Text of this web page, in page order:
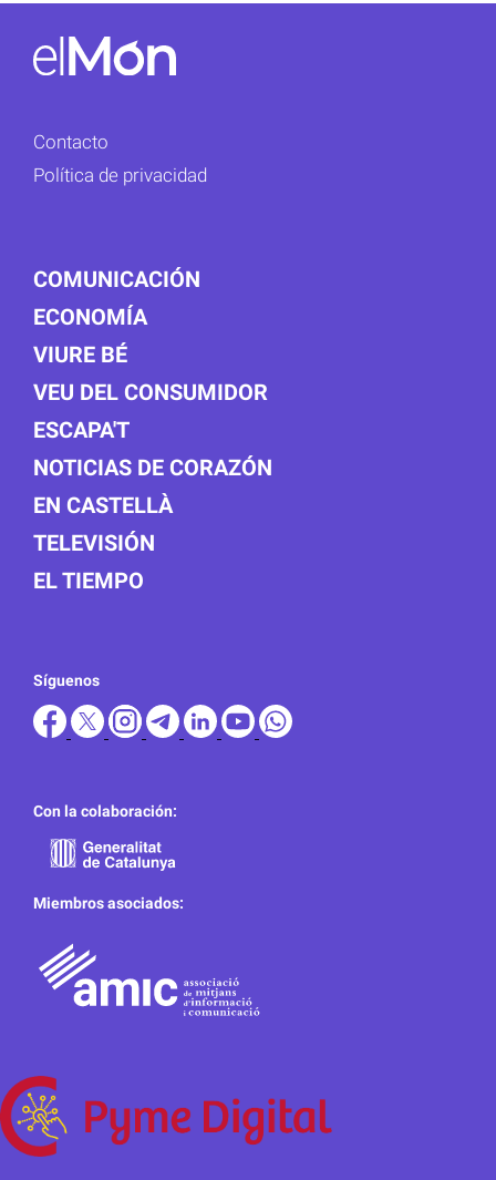
Contacto
Política de privacidad
COMUNICACIÓN
ECONOMÍA
VIURE BÉ
VEU DEL CONSUMIDOR
ESCAPA'T
NOTICIAS DE CORAZÓN
EN CASTELLÀ
TELEVISIÓN
EL TIEMPO
Síguenos
Con la colaboración:
Miembros asociados: